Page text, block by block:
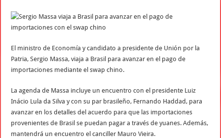
El ministro de Economía y candidato a presidente de Unión por la
Patria, Sergio Massa, viaja a Brasil para avanzar en el pago de
importaciones mediante el swap chino.
La agenda de Massa incluye un encuentro con el presidente Luiz
Inácio Lula da Silva y con su par brasileño, Fernando Haddad, para
avanzar en los detalles del acuerdo para que las importaciones
provenientes de Brasil se puedan pagar a través de yuanes. Además,
mantendrá un encuentro el canciller Mauro Vieira.